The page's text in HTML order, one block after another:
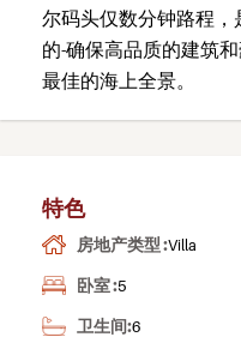
尔码头仅数分钟路程
的-确保高品质的建筑
最佳的海上全景。
特色
房地产类型 :Villa
卧室 :5
卫生间:6